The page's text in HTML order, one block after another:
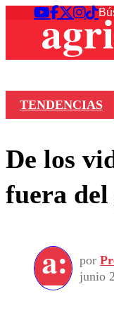
TENDENCIAS
De los
fuera
por
junio